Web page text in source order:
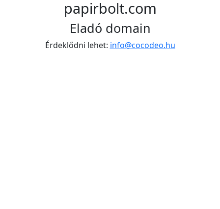
papirbolt.com
Eladó domain
Érdeklődni lehet: info@cocodeo.hu